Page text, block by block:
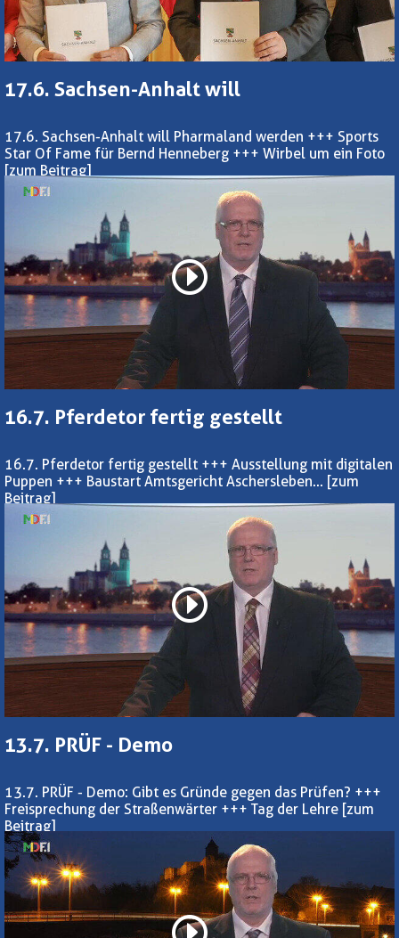
17.6. Sachsen-Anhalt will
17.6. Sachsen-Anhalt will Pharmaland werden +++ Sports
Star Of Fame für Bernd Henneberg +++ Wirbel um ein Foto
[zum Beitrag]
16.7. Pferdetor fertig gestellt
16.7. Pferdetor fertig gestellt +++ Ausstellung mit digitalen
Puppen +++ Baustart Amtsgericht Aschersleben... [zum
Beitrag]
13.7. PRÜF - Demo
13.7. PRÜF - Demo: Gibt es Gründe gegen das Prüfen? +++
Freisprechung der Straßenwärter +++ Tag der Lehre [zum
Beitrag]